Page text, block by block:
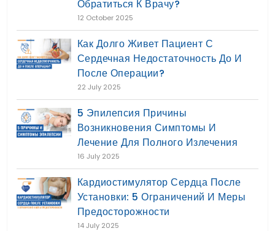
Обратиться К Врачу?
12 October 2025
Как Долго Живет Пациент С
Сердечная Недостаточность До И
После Операции?
22 July 2025
5 Эпилепсия Причины
Возникновения Симптомы И
Лечение Для Полного Излечения
16 July 2025
Кардиостимулятор Сердца После
Установки: 5 Ограничений И Меры
Предосторожности
14 July 2025